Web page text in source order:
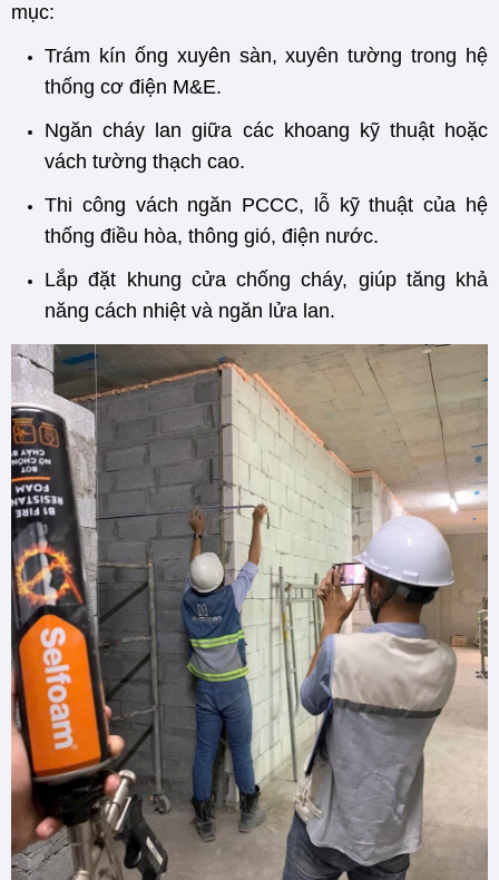
mục:
Trám kín ống xuyên sàn, xuyên tường trong hệ
thống cơ điện M&E.
Ngăn cháy lan giữa các khoang kỹ thuật hoặc
vách tường thạch cao.
Thi công vách ngăn PCCC, lỗ kỹ thuật của hệ
thống điều hòa, thông gió, điện nước.
Lắp đặt khung cửa chống cháy, giúp tăng khả
năng cách nhiệt và ngăn lửa lan.